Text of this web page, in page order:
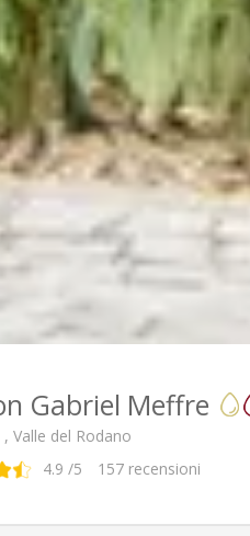
Gabriel Meffre
Valle del Rodano
4.9 /5 157 recensioni